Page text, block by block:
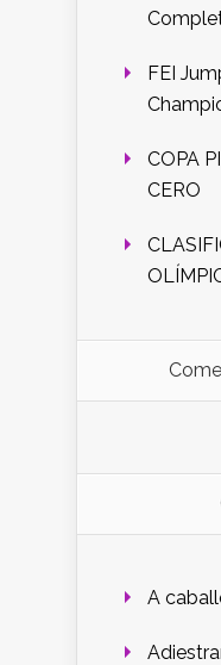
FEI
COPA
CERO
A